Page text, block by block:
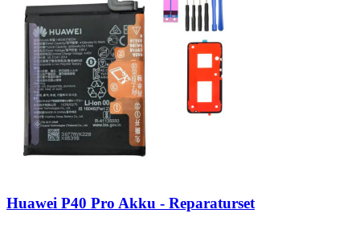
Huawei P40 Pro Akku - Reparaturset